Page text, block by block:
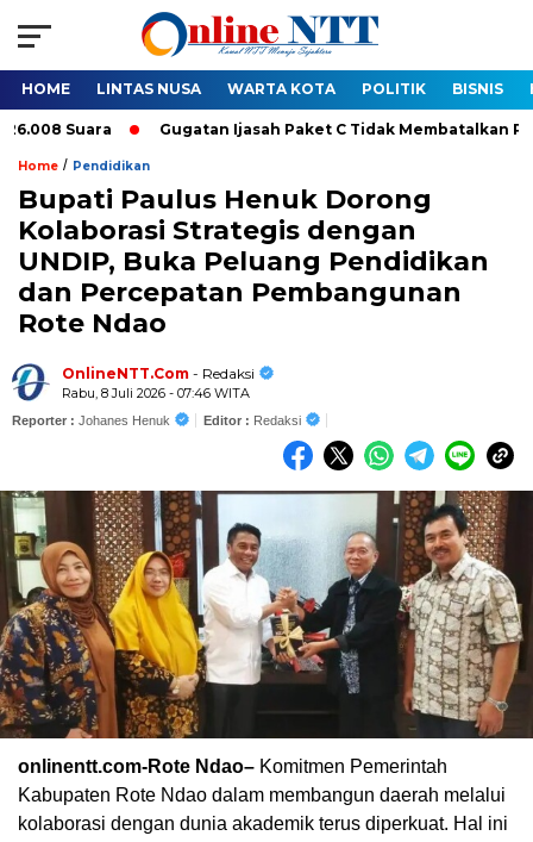
HOME LINTAS NUSA WARTA KOTA POLITIK BISNIS
Suara Gugatan Ijasah Paket C Tidak Membatalkan
Home / Pendidikan
Bupati Paulus Henuk Dorong
Kolaborasi Strategis dengan
UNDIP, Buka Peluang Pendidikan
dan Percepatan Pembangunan
Rote Ndao
OnlineNTT.Com - Redaksi
Rabu, 8 Juli 2026 - 07:46 WITA
Reporter : Johanes Henuk Editor : Redaksi
onlinentt.com-Rote Ndao– Komitmen Pemerintah
Kabupaten Rote Ndao dalam membangun daerah melalui
kolaborasi dengan dunia akademik terus diperkuat. Hal ini